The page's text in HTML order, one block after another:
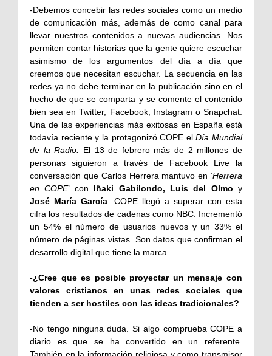
-Debemos concebir las redes sociales como un medio
de comunicación más, además de como canal para
llevar nuestros contenidos a nuevas audiencias. Nos
permiten contar historias que la gente quiere escuchar
asimismo de los argumentos del día a día que
creemos que necesitan escuchar. La secuencia en las
redes ya no debe terminar en la publicación sino en el
hecho de que se comparta y se comente el contenido
bien sea en Twitter, Facebook, Instagram o Snapchat.
Una de las experiencias más exitosas en España está
todavía reciente y la protagonizó COPE elDía Mundial
de la Radio.
El 13 de febrero más de 2 millones de
personas siguieron a través de Facebook Live la
conversación que Carlos Herrera mantuvo en ‘Herrera
en COPE’ con Iñaki Gabilondo, Luis del Olmo y
José María García. COPE llegó a superar con esta
cifra los resultados de cadenas como NBC. Incrementó
un 54% el número de usuarios nuevos y un 33% el
número de páginas vistas. Son datos que confirman el
desarrollo digital que tiene la marca.
-¿Cree que es posible proyectar un mensaje con
valores cristianos en unas redes sociales que
tienden a ser hostiles con las ideas tradicionales?
-No tengo ninguna duda. Si algo comprueba COPE a
diario es que se ha convertido en un referente.